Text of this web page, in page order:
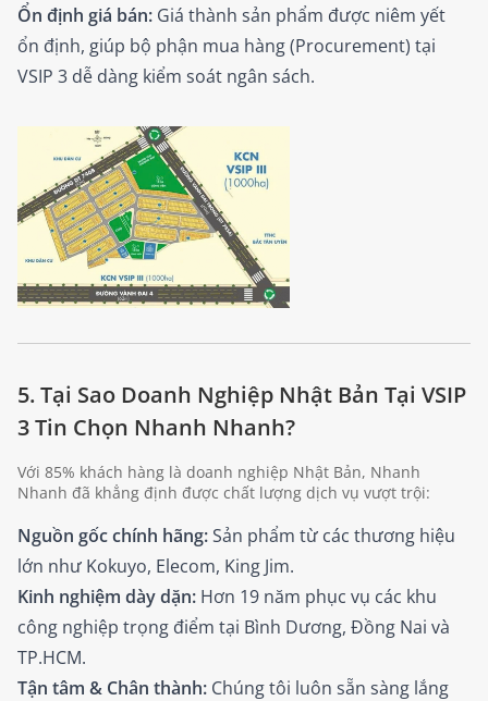
Ổn định giá bán: Giá thành sản phẩm được niêm yết
ổn định, giúp bộ phận mua hàng (Procurement) tại
VSIP 3 dễ dàng kiểm soát ngân sách.
5. Tại Sao Doanh Nghiệp Nhật Bản Tại VSIP
3 Tin Chọn Nhanh Nhanh?
Với 85% khách hàng là doanh nghiệp Nhật Bản, Nhanh
Nhanh đã khẳng định được chất lượng dịch vụ vượt trội:
Nguồn gốc chính hãng:Sản phẩm từ các thương hiệu
lớn như Kokuyo, Elecom, King Jim.
Kinh nghiệm dày dặn: Hơn 19 năm phục vụ các khu
công nghiệp trọng điểm tại Bình Dương, Đồng Nai và
TP.HCM.
Tận tâm & Chân thành: Chúng tôi luôn sẵn sàng lắng